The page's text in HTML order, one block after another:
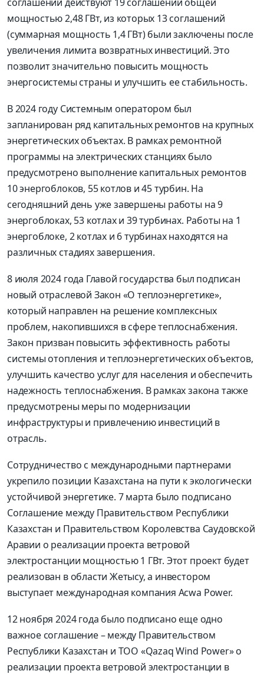
мощностью 2,48 ГВт, из которых 13 соглашений
(суммарная мощность 1,4 ГВт) были заключены после
увеличения лимита возвратных инвестиций. Это
позволит значительно повысить мощность
энергосистемы страны и улучшить ее стабильность.
В 2024 году Системным оператором был
запланирован ряд капитальных ремонтов на крупных
энергетических объектах. В рамках ремонтной
программы на электрических станциях было
предусмотрено выполнение капитальных ремонтов
10 энергоблоков, 55 котлов и 45 турбин. На
сегодняшний день уже завершены работы на 9
энергоблоках, 53 котлах и 39 турбинах. Работы на 1
энергоблоке, 2 котлах и 6 турбинах находятся на
различных стадиях завершения.
8 июля 2024 года Главой государства был подписан
новый отраслевой Закон «О теплоэнергетике»,
который направлен на решение комплексных
проблем, накопившихся в сфере теплоснабжения.
Закон призван повысить эффективность работы
системы отопления и теплоэнергетических объектов,
улучшить качество услуг для населения и обеспечить
надежность теплоснабжения. В рамках закона также
предусмотрены меры по модернизации
инфраструктуры и привлечению инвестиций в
отрасль.
Сотрудничество с международными партнерами
укрепило позиции Казахстана на пути к экологически
устойчивой энергетике. 7 марта было подписано
Соглашение между Правительством Республики
Казахстан и Правительством Королевства Саудовской
Аравии о реализации проекта ветровой
электростанции мощностью 1 ГВт. Этот проект будет
реализован в области Жетысу, а инвестором
выступает международная компания Acwa Power.
12 ноября 2024 года было подписано еще одно
важное соглашение – между Правительством
Республики Казахстан и ТОО «Qazaq Wind Power» о
реализации проекта ветровой электростанции в